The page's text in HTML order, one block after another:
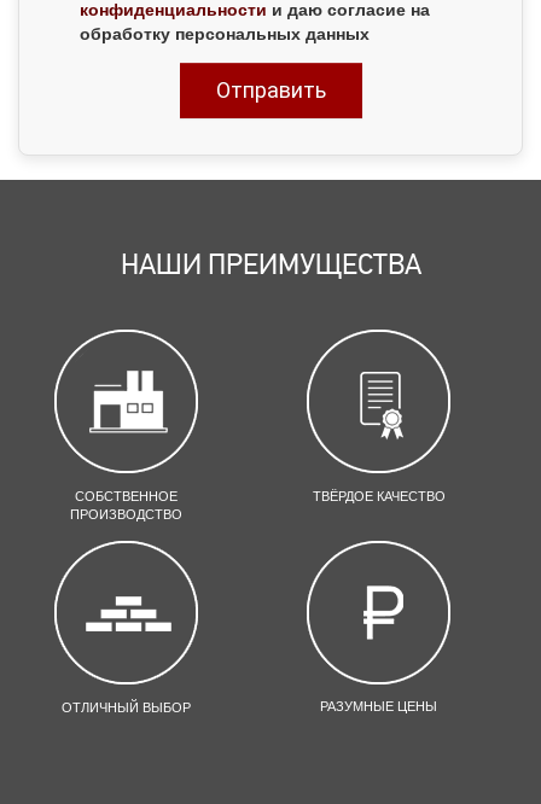
конфиденциальности и даю согласие на
обработку персональных данных
НАШИ ПРЕИМУЩЕСТВА
СОБСТВЕННОЕ
ПРОИЗВОДСТВО
ТВЁРДОЕ КАЧЕСТВО
ОТЛИЧНЫЙ ВЫБОР РАЗУМНЫЕ ЦЕНЫ